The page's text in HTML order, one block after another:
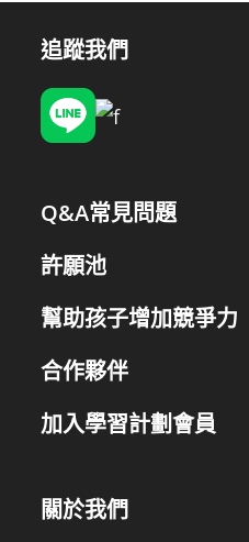
族
繪
療
癒
工
追蹤我們
Q&A常見問題
許願池
幫助孩子增加競爭力
合作夥伴
加入學習計劃會員
關於我們